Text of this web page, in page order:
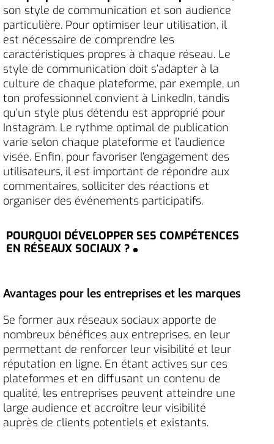
son style de communication et son audience
particulière. Pour optimiser leur utilisation, il
est nécessaire de comprendre les
caractéristiques propres à chaque réseau. Le
style de communication doit s’adapter à la
culture de chaque plateforme, par exemple, un
ton professionnel convient à LinkedIn, tandis
qu’un style plus détendu est approprié pour
Instagram. Le rythme optimal de publication
varie selon chaque plateforme et l’audience
visée. Enfin, pour favoriser l’engagement des
utilisateurs, il est important de répondre aux
commentaires, solliciter des réactions et
organiser des événements participatifs.
POURQUOI DÉVELOPPER SES COMPÉTENCES
EN RÉSEAUX SOCIAUX ?
Avantages pour les entreprises et les marques
Se former aux réseaux sociaux apporte de
nombreux bénéfices aux entreprises, en leur
permettant de renforcer leur visibilité et leur
réputation en ligne. En étant actives sur ces
plateformes et en diffusant un contenu de
qualité, les entreprises peuvent atteindre une
large audience et accroître leur visibilité
auprès de clients potentiels et existants.